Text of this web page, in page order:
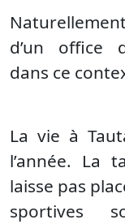
d’un office
dans ce
La vie à
l’année. La
laisse pas
sportives